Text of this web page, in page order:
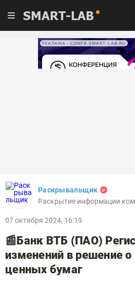
SMART-LAB
РЕКЛАМА • CONFA.SMART-LAB.RU
Раскрывальщик
Раскрытие информации
07 октября 2024, 16:19
📰Банк ВТБ (ПАО)
изменений в решение
ценных бумаг